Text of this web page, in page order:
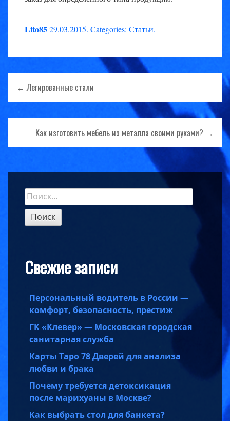
Lito8529.03.2015. Categories: Статьи.
Навигация
по
записям
← Легированные стали
Как изготовить мебель из металла своими руками? →
Sidebar
Найти:
Свежие записи
Персональный водитель в России —
комфорт, безопасность, престиж
ГК «Клевер» — Московская городская
санитарная служба
Карты Таро 78 Дверей для анализа
любви и брака
Почему требуется детоксикация
после марихуаны в Москве?
Как выбрать стол для банкета?